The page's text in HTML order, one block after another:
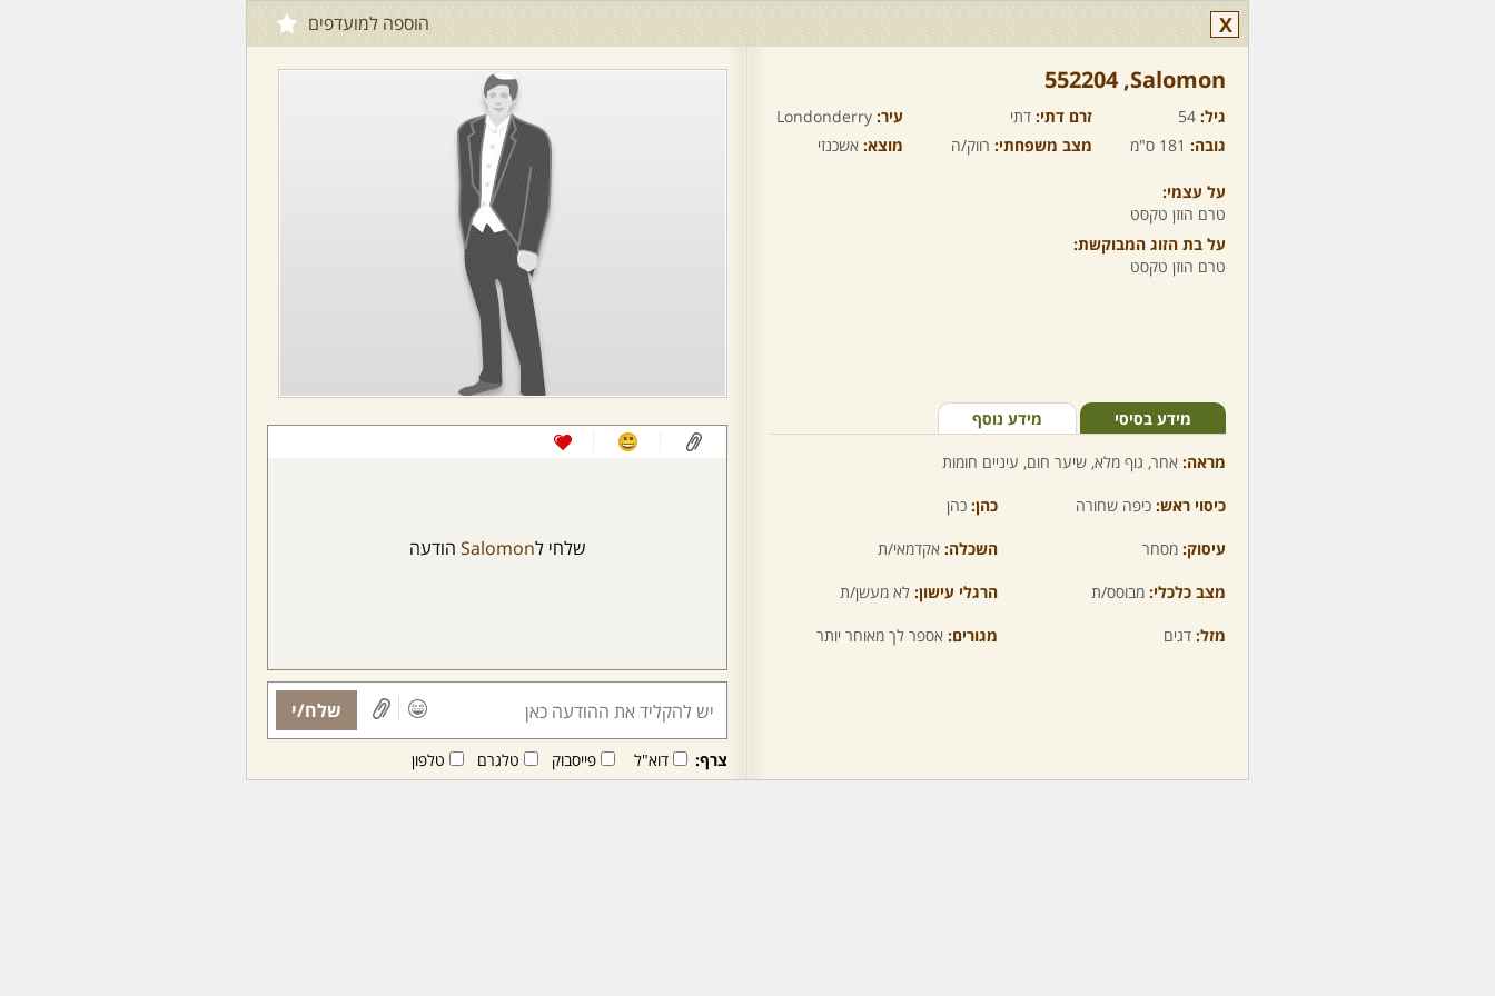
X הוספה למועדפים
Salomon,‏ 552204
גיל: 54 זרם דתי: דתי עיר: Londonderry
גובה: 181 ס"מ מצב משפחתי: רווק/ה מוצא: אשכנזי
על עצמי:
טרם הוזן טקסט
על בת הזוג המבוקשת:
טרם הוזן טקסט
מידע בסיסי מידע נוסף
מראה: אחר, גוף מלא, שיער חום, עיניים חומות
כיסוי ראש: כיפה שחורה כהן: כהן
עיסוק: מסחר השכלה: אקדמאי/ת
מצב כלכלי: מבוסס/ת הרגלי עישון: לא מעשן/ת
מזל: דגים מגורים: אספר לך מאוחר יותר
שלחי לSalomon הודעה
שלח/י
צרף: דוא"ל פייסבוק טלגרם טלפון